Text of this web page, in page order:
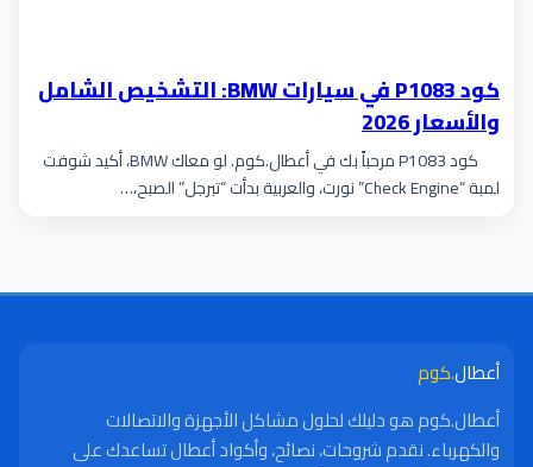
كود P1083 في سيارات BMW: التشخيص الشامل
والأسعار 2026
كود P1083 مرحباً بك في أعطال.كوم. لو معاك BMW، أكيد شوفت
لمبة “Check Engine” نورت، والعربية بدأت “تبرجل” الصبح،…
أعطال.كوم
أعطال.كوم هو دليلك لحلول مشاكل الأجهزة والاتصالات
والكهرباء. نقدم شروحات، نصائح، وأكواد أعطال تساعدك على